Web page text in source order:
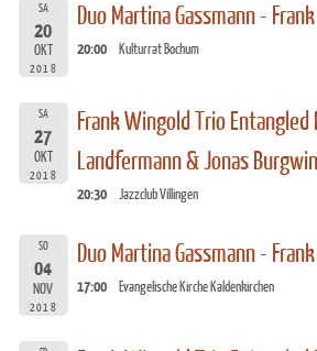
SA
20
OKT
2018
Duo Martina Gassmann -
20:00 Kulturrat Bochum
SA
27
OKT
2018
Frank Wingold Trio
Landfermann & Jonas
20:30 Jazzclub Villingen
SO
04
NOV
2018
Duo Martina Gassmann -
17:00 Evangelische Kirche Kaldenkirchen